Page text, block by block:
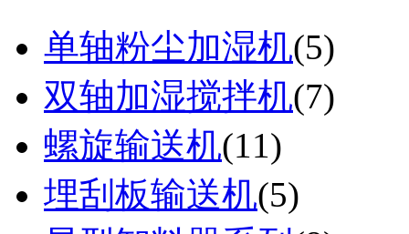
单轴粉尘加湿机(5)
双轴加湿搅拌机(7)
螺旋输送机(11)
埋刮板输送机(5)